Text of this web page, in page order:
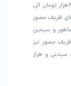
قیمت موکت های ظریف مصور در سال ۱۴۰۱ از ۳۴هزار تومان الی
های ظریف مصور
و سیمین
مصور نیز
و هراز